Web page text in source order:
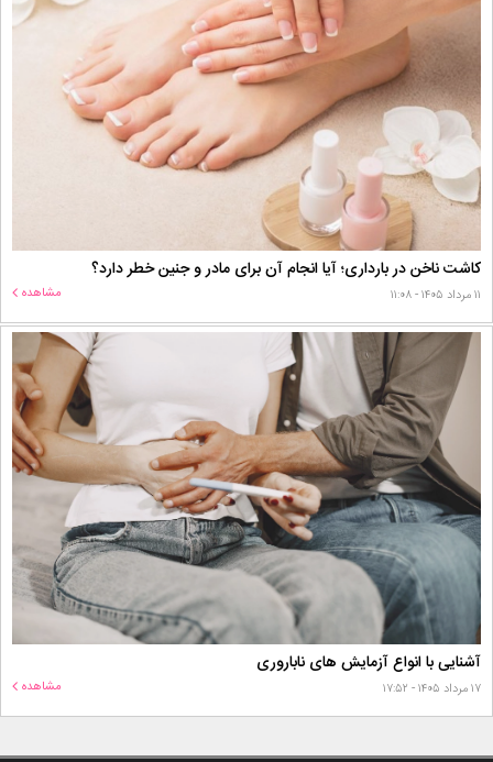
کاشت ناخن در بارداری؛ آیا انجام آن برای مادر و جنین خطر دارد؟
۱۱ مرداد ۱۴۰۵ - ۱۱:۰۸ مشاهده
آشنایی با انواع آزمایش های ناباروری
۱۷ مرداد ۱۴۰۵ - ۱۷:۵۲ مشاهده